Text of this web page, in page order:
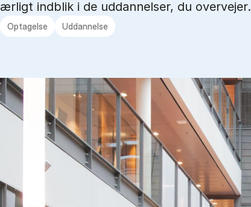
ærligt indblik i de uddannelser, du overvejer.
Optagelse Uddannelse